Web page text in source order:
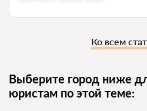
Ко всем
Выберите город ниже
юристам по этой теме: